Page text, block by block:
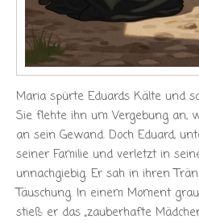
Maria spürte Eduards Kälte und
Sie flehte ihn um Vergebung an,
an sein Gewand. Doch Eduard,
seiner Familie und verletzt in
unnachgiebig. Er sah in ihren
Täuschung. In einem Moment
stieß er das „zauberhafte